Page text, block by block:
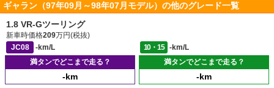
ギャラン（97年09月～98年07月モデル）の他のグレード一覧
1.8 VR-Gツーリング
新車時価格209万円(税抜)
JC08
-km/L 10・15
-km/L
満タンでどこまで走る？
-km
満タンでどこまで走る？
-km